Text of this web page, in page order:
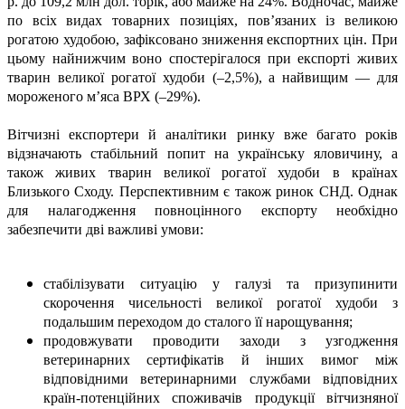
по всіх видах товарних позиціях, пов’язаних із великою
рогатою худобою, зафіксовано зниження експортних цін. При
цьому найнижчим воно спостерігалося при експорті живих
тварин великої рогатої худоби (–2,5%), а найвищим — для
мороженого м’яса ВРХ (–29%).
Вітчизні експортери й аналітики ринку вже багато років
відзначають стабільний попит на українську яловичину, а
також живих тварин великої рогатої худоби в країнах
Близького Сходу. Перспективним є також ринок СНД. Однак
для налагодження повноцінного експорту необхідно
забезпечити дві важливі умови:
стабілізувати ситуацію у галузі та призупинити
скорочення чисельності великої рогатої худоби з
подальшим переходом до сталого її нарощування;
продовжувати проводити заходи з узгодження
ветеринарних сертифікатів й інших вимог між
відповідними ветеринарними службами відповідних
країн-потенційних споживачів продукції вітчизняної